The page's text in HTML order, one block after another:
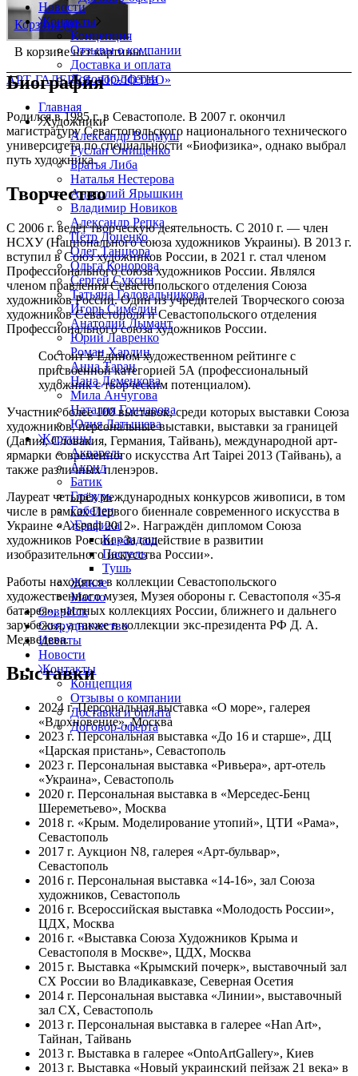
Корзина (0)
В корзине нет картины...
АРТ-ГАЛЕРЕЯ «ПОЛОТНО»
Главная
Художники
Александр Воцмуш
Руслан Онищенко
Братья Либа
Наталья Нестерова
Анатолий Ярышкин
Владимир Новиков
Александр Репка
Пётр Доценко
Олег Танцюра
Ольга Конорова
Сергей Суксин
Татьяна Годовальникова
Игорь Симелин
Анатолий Дымант
Юрий Лавренко
Роман Хардин
Анна Таран
Нана Деменкова
Мила Анчугова
Наталия Гончарова
Юлия Латышева
Картины
Акварель
Акрил
Батик
Глазурь
Гобелен
Графика
Карандаш
Пастель
Тушь
Жикле
Масло
СоврИск
Сотрудничество
Ивенты
Новости
Контакты
Концепция
Отзывы о компании
Доставка и оплата
Договор-оферта
Новости
Контакты
Концепция
Отзывы о компании
Доставка и оплата
Договор-оферта
Биография
Родился в 1985 г. в Севастополе. В 2007 г. окончил
магистратуру Севастопольского национального технического
университета по специальности «Биофизика», однако выбрал
путь художника.
Творчество
С 2006 г. ведёт творческую деятельность. С 2010 г. — член
НСХУ (Национального союза художников Украины). В 2013 г.
вступил в Союз художников России, в 2021 г. стал членом
Профессионального союза художников России. Являлся
членом правления Севастопольского отделения Союза
художников России. Один из учредителей Творческого союза
художников Севастополя и Севастопольского отделения
Профессионального союза художников России.
Состоит в Едином художественном рейтинге с
присвоенной категорией 5А (профессиональный
художник с творческим потенциалом).
Участник более 100 выставок, среди которых выставки Союза
художников, персональные выставки, выставки за границей
(Дания, Словакия, Германия, Тайвань), международной арт-
ярмарки современного искусства Art Taipei 2013 (Тайвань), а
также различных пленэров.
Лауреат четырёх международных конкурсов живописи, в том
числе в рамках Первого биеннале современного искусства в
Украине «Arsenal 2012». Награждён дипломом Союза
художников России «За содействие в развитии
изобразительного искусства России».
Работы находятся в коллекции Севастопольского
художественного музея, Музея обороны г. Севастополя «35-я
батарея», частных коллекциях России, ближнего и дальнего
зарубежья, а также в коллекции экс-президента РФ Д. А.
Медведева.
Выставки
2024 г. Персональная выставка «О море», галерея
«Вдохновение», Москва
2023 г. Персональная выставка «До 16 и старше», ДЦ
«Царская пристань», Севастополь
2023 г. Персональная выставка «Ривьера», арт-отель
«Украина», Севастополь
2020 г. Персональная выставка в «Мерседес-Бенц
Шереметьево», Москва
2018 г. «Крым. Моделирование утопий», ЦТИ «Рама»,
Севастополь
2017 г. Аукцион N8, галерея «Арт-бульвар»,
Севастополь
2016 г. Персональная выставка «14-16», зал Союза
художников, Севастополь
2016 г. Всероссийская выставка «Молодость России»,
ЦДХ, Москва
2016 г. «Выставка Союза Художников Крыма и
Севастополя в Москве», ЦДХ, Москва
2015 г. Выставка «Крымский почерк», выставочный зал
СХ России во Владикавказе, Северная Осетия
2014 г. Персональная выставка «Линии», выставочный
зал СХ, Севастополь
2013 г. Персональная выставка в галерее «Han Art»,
Тайнан, Тайвань
2013 г. Выставка в галерее «OntoArtGallery», Киев
2013 г. Выставка «Новый украинский пейзаж 21 века» в